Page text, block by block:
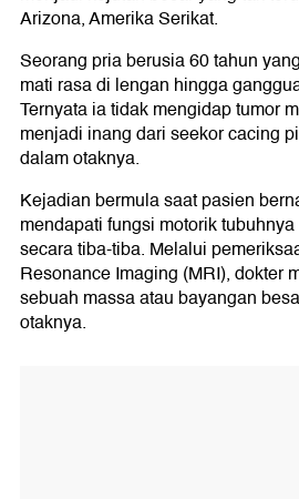
Arizona, Amerika Serikat.
Seorang pria berusia 60 tahun
mati rasa di lengan hingga
Ternyata ia tidak mengidap tumor
menjadi inang dari seekor cacing
dalam otaknya.
Kejadian bermula saat pasien
mendapati fungsi motorik
secara tiba-tiba. Melalui
Resonance Imaging (MRI), dokter
sebuah massa atau bayangan
otaknya.